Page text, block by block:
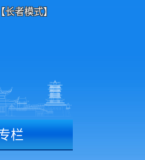
【长者模式】
栏